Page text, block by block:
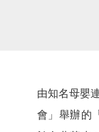
由知名母嬰
會」舉辦的